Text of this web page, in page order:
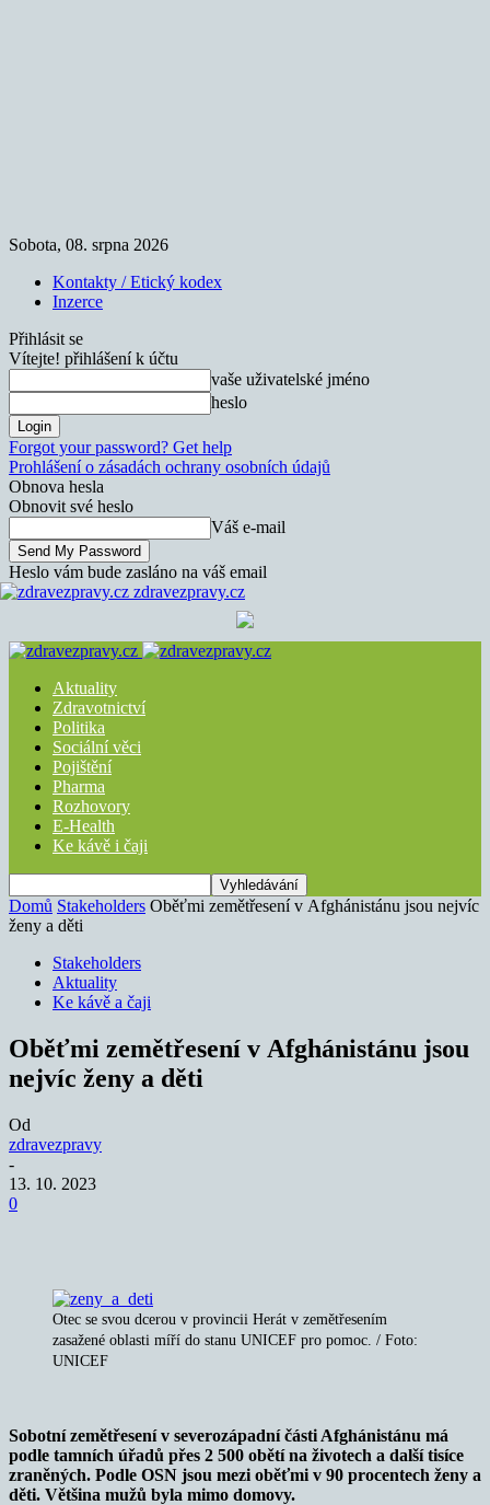
Sobota, 08. srpna 2026
Kontakty / Etický kodex
Inzerce
Přihlásit se
Vítejte! přihlášení k účtu
vaše uživatelské jméno
heslo
Forgot your password? Get help
Prohlášení o zásadách ochrany osobních údajů
Obnova hesla
Obnovit své heslo
Váš e-mail
Heslo vám bude zasláno na váš email
zdravezpravy.cz
Aktuality
Zdravotnictví
Politika
Sociální věci
Pojištění
Pharma
Rozhovory
E-Health
Ke kávě i čaji
Domů Stakeholders Oběťmi zemětřesení v Afghánistánu jsou nejvíc
ženy a děti
Stakeholders
Aktuality
Ke kávě a čaji
Oběťmi zemětřesení v Afghánistánu jsou
nejvíc ženy a děti
Od
zdravezpravy
-
13. 10. 2023
0
Otec se svou dcerou v provincii Herát v zemětřesením
zasažené oblasti míří do stanu UNICEF pro pomoc. / Foto:
UNICEF
Sobotní zemětřesení v severozápadní části Afghánistánu má
podle tamních úřadů přes 2 500 obětí na životech a další tisíce
zraněných. Podle OSN jsou mezi oběťmi v 90 procentech ženy a
děti. Většina mužů byla mimo domovy.